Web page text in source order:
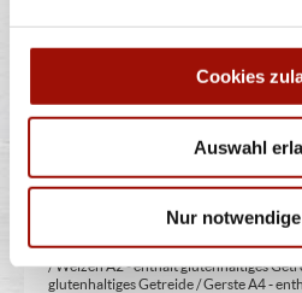
Cookies
Auswahl
Nur
Angabe 15 - unter Schutzatmosphäre
koffeinhaltig 18 - mit Milcheiweiß (bei
Aufmerksamkeit bei Kindern
23 - mit Nitritpökelsalz 24 - enthält
A - enthält Glutenhaltiges Getreide A1 -
/ Weizen A2 - enthält glutenhaltiges
glutenhaltiges Getreide / Gerste A4 -